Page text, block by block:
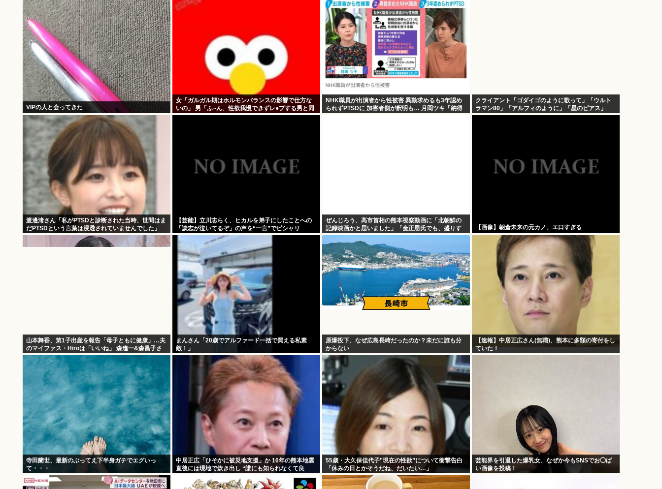
VIPの人と会ってきた
女「ガルガル期はホルモンバランスの影響で仕方な
いの」 男「ふ~ん、性欲我慢できずレ●プする男と同
じだね」
NHK職員が出演者から性被害 異動求めるも3年認め
られずPTSDに 加害者側が釈明も… 月岡ツキ「納得
クライアント「ゴダイゴのように歌って」「ウルト
ラマン80」「アルフィのように」「星のピアス」
渡邊渚さん「私がPTSDと診断された当時、世間はま
だPTSDという言葉は浸透されていませんでした」
【芸能】立川志らく、ヒカルを弟子にしたことへの
「談志が泣いてるぞ」の声を“一言”でピシャリ
ぜんじろう、高市首相の熊本視察動画に「北朝鮮の
記録映画かと思いました」「金正恩氏でも、盛りす
ぎちゃうの？って言いそうな映像」
【画像】朝倉未来の元カノ、エ口すぎる
山本舞香、第1子出産を報告「母子ともに健康」…夫
のマイファス・Hiroは「いいね」 森進一&森昌子さ
んの孫
まんさん「20歳でアルファード一括で買える私素
敵！」
原爆投下、なぜ広島長崎だったのか？未だに誰も分
からない
【速報】中居正広さん(無職)、熊本に多額の寄付をし
ていた！
寺田蘭世、最新のぶってえ下半身ガチでエグいっ
て・・・
中居正広「ひそかに被災地支援」か 16年の熊本地震
直後には現地で炊き出し “誰にも知られなくて良
55歳・大久保佳代子”現在の性欲”について衝撃告白
「休みの日とかそうだね、だいたい…」
芸能界を引退した爆乳女、なぜか今もSNSでお◯ぱ
い画像を投稿！